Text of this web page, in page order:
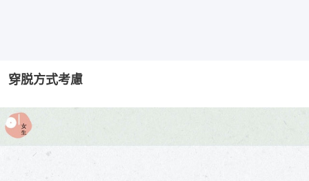
穿脱方式考慮